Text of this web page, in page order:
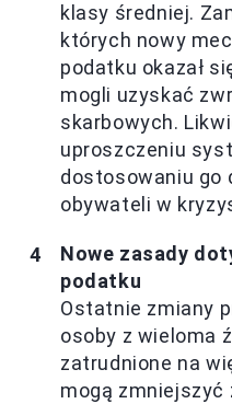
klasy średniej.
których nowy
podatku okazał
mogli uzyskać
skarbowych.
uproszczeniu
dostosowaniu go
obywateli w
Nowe zasady
podatku
Ostatnie zmiany
osoby z wieloma
zatrudnione na
mogą zmniejszyć